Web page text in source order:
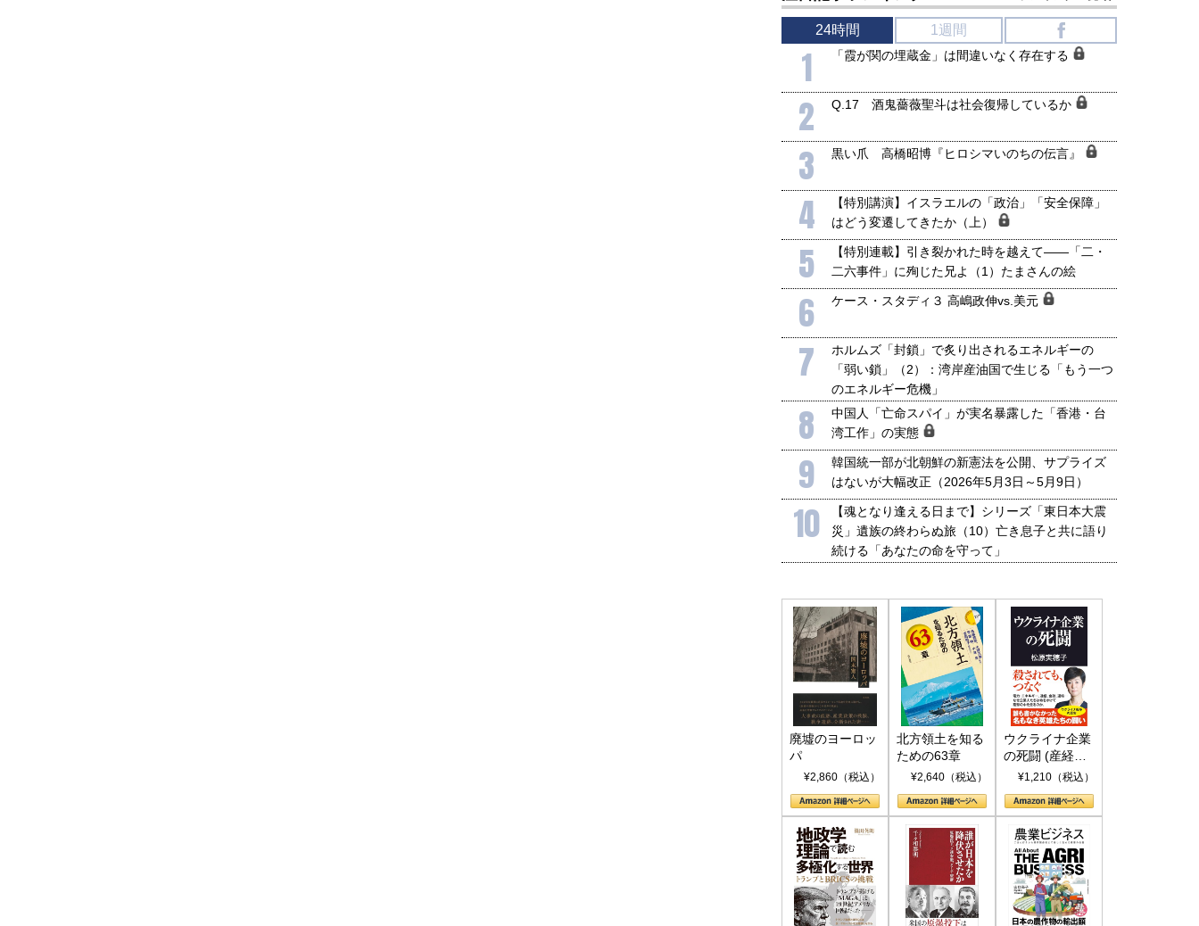
24時間 1週間
1 「霞が関の埋蔵金」は間違いなく存在する
2 Q.17 酒鬼薔薇聖斗は社会復帰しているか
3 黒い爪 高橋昭博『ヒロシマいのちの伝言』
4
【特別講演】イスラエルの「政治」「安全保障」
はどう変遷してきたか（上）
5
【特別連載】引き裂かれた時を越えて――「二・
二六事件」に殉じた兄よ（1）たまさんの絵
6 ケース・スタディ３ 高嶋政伸vs.美元
7
ホルムズ「封鎖」で炙り出されるエネルギーの
「弱い鎖」（2）：湾岸産油国で生じる「もう一つ
のエネルギー危機」
8
中国人「亡命スパイ」が実名暴露した「香港・台
湾工作」の実態
9
韓国統一部が北朝鮮の新憲法を公開、サプライズ
はないが大幅改正（2026年5月3日～5月9日）
10
【魂となり逢える日まで】シリーズ「東日本大震
災」遺族の終わらぬ旅（10）亡き息子と共に語り
続ける「あなたの命を守って」
廃墟のヨーロッ
パ
¥2,860（税込）
北方領土を知る
ための63章
¥2,640（税込）
ウクライナ企業
の死闘 (産経セ
レクト S 039)
¥1,210（税込）